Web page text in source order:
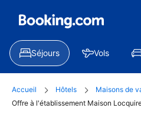
Séjours Vols
Accueil Hôtels Maisons de
Offre à l'établissement Maison